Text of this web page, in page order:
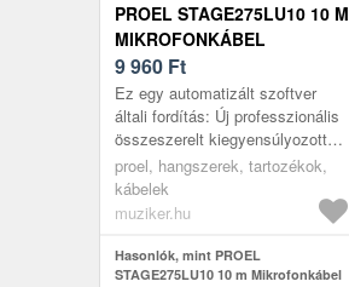
PROEL STAGE275LU10 10 M
MIKROFONKÁBEL
9 960 Ft
Ez egy automatizált szoftver
általi fordítás: Új professzionális
összeszerelt kiegyensúlyozott
kábel PROEL XLR 3P aljzattal -
PROEL XLR 3P dugós (X...
proel, hangszerek, tartozékok,
kábelek
muziker.hu
Hasonlók, mint PROEL
STAGE275LU10 10 m Mikrofonkábel